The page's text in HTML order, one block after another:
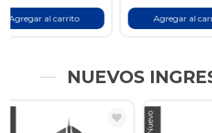
Agregar al carrito
NUEVOS